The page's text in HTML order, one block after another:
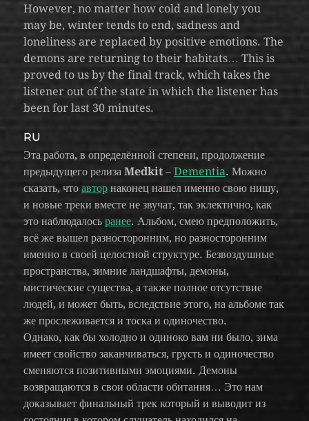
However, no matter how cold and lonely you
may be, winter tends to end, sadness and
loneliness are replaced by positive emotions. The
demons are returning to their habitats… This is
proved to us by the final track, which takes the
listener out of the state in which the listener has
been for last 30 minutes.
RU
Эта работа, в определённой степени, продолжение
предыдущего релиза Medkit– Dementia. Можно
сказать, что авторнаконец нашел именно свою нишу,
и новые треки вместе не звучат, так эклектично, как
это наблюдалось ранее. Альбом, смею предположить,
всё же вышел разносторонним, но разносторонним
именно в своей целостной структуре. Безвоздушные
пространства, зимние ландшафты, демоны,
мистические существа, а также полное отсутствие
людей, и может быть, вследствие этого, на альбоме так
же прослеживается и тоска и одиночество.
Однако, как бы холодно и одиноко вам ни было, зима
имеет свойство заканчиваться, грусть и одиночество
сменяются позитивными эмоциями. Демоны
возвращаются в свои области обитания… Это нам
доказывает финальный трек который и выводит из